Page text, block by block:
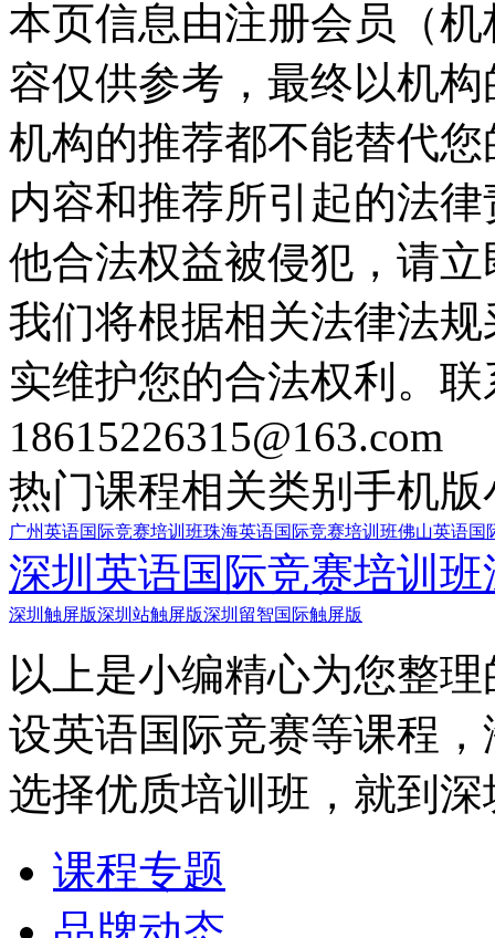
本页信息由注册会员（
容仅供参考，最终以机
机构的推荐都不能替代
内容和推荐所引起的法
他合法权益被侵犯，请
我们将根据相关法律法
实维护您的合法权利。
18615226315@163.com
热门课程相关类别 手机版
广州英语国际竞赛培训班珠海英语国际竞赛培训班佛山英语国
深圳英语国际竞赛培训班
深圳触屏版深圳站触屏版深圳留智国际触屏版
以上是小编精心为您整
设英语国际竞赛等课程
选择优质培训班，就到
课程专题